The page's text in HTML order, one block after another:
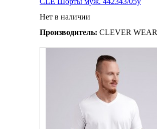
Нет в наличии
Производитель: CLEVER WEAR